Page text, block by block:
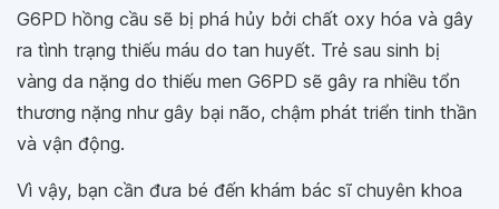
G6PD hồng cầu sẽ bị phá hủy bởi chất oxy hóa và gây
ra tình trạng thiếu máu do tan huyết. Trẻ sau sinh bị
vàng da nặng do thiếu men G6PD sẽ gây ra nhiều tổn
thương nặng như gây bại não, chậm phát triển tinh thần
và vận động.
Vì vậy, bạn cần đưa bé đến khám bác sĩ chuyên khoa